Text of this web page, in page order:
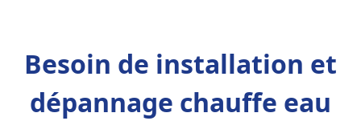
Besoin de installation et
dépannage chauffe eau